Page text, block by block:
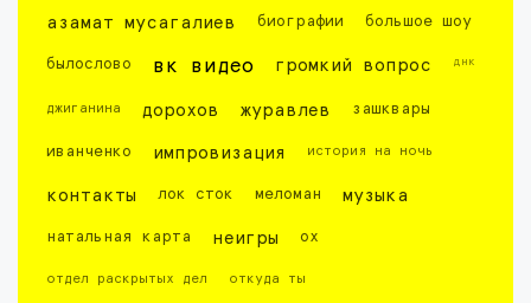
азамат мусагалиев биографии большое шоу
былослово вк видео громкий вопрос днк
джиганина дорохов журавлев зашквары
иванченко импровизация история на ночь
контакты лок сток меломан музыка
натальная карта неигры ох
отдел раскрытых дел откуда ты